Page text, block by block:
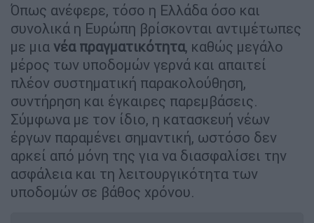
Όπως ανέφερε, τόσο η Ελλάδα όσο και
συνολικά η Ευρώπη βρίσκονται αντιμέτωπες
με μια νέα πραγματικότητα, καθώς μεγάλο
μέρος των υποδομών γερνά και απαιτεί
πλέον συστηματική παρακολούθηση,
συντήρηση και έγκαιρες παρεμβάσεις.
Σύμφωνα με τον ίδιο, η κατασκευή νέων
έργων παραμένει σημαντική, ωστόσο δεν
αρκεί από μόνη της για να διασφαλίσει την
ασφάλεια και τη λειτουργικότητα των
υποδομών σε βάθος χρόνου.